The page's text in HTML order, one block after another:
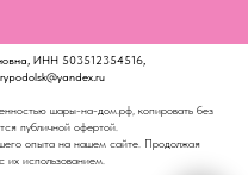
ИНН 503512354516,
шары-на-дом.рф, копировать без
публичной офертой.
опыта на нашем сайте. Продолжая
их использованием.